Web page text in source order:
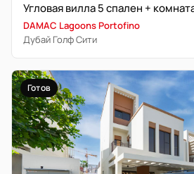
DAMAC Lagoons Portofino
Дубай Голф Сити
Готов